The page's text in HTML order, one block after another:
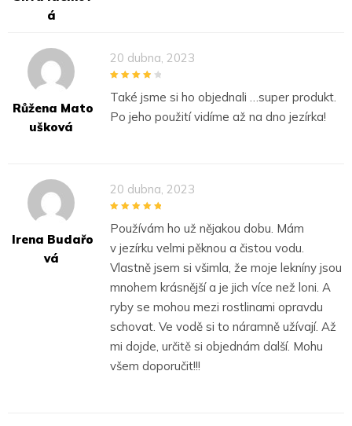
Á
Růžena Mato
Ušková
20 dubna, 2023
Také jsme si ho objednali …super produkt.
Po jeho použití vidíme až na dno jezírka!
Irena Budařo
Vá
20 dubna, 2023
Používám ho už nějakou dobu. Mám
v jezírku velmi pěknou a čistou vodu.
Vlastně jsem si všimla, že moje lekníny jsou
mnohem krásnější a je jich více než loni. A
ryby se mohou mezi rostlinami opravdu
schovat. Ve vodě si to náramně užívají. Až
mi dojde, určitě si objednám další. Mohu
všem doporučit!!!